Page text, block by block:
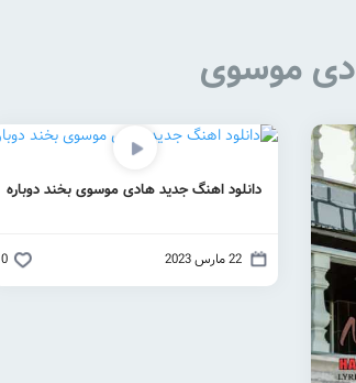
موسوی
دانلود اهنگ جدید هادی موسوی بخند دوباره
22 مارس 2023 0